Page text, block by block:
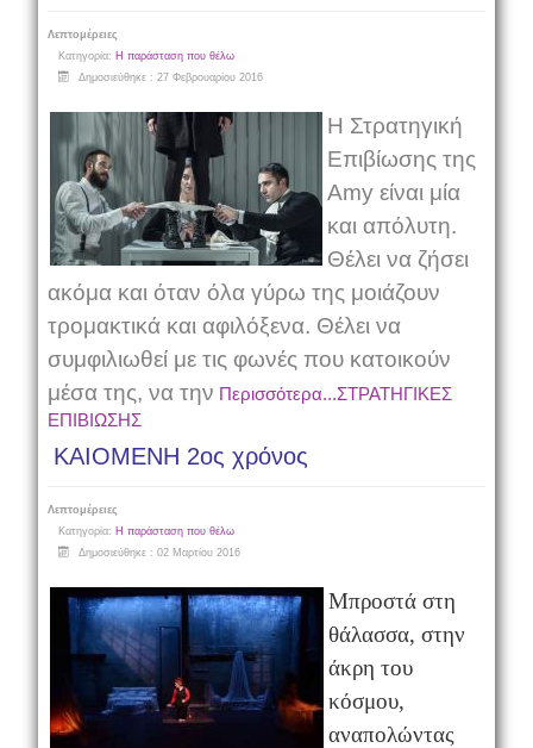
Λεπτομέρειες
Κατηγορία: Η παράσταση που θέλω
Δημοσιεύθηκε : 27 Φεβρουαρίου 2016
Η Στρατηγική
Επιβίωσης της
Αmy είναι μία
και απόλυτη.
Θέλει να ζήσει
ακόμα και όταν όλα γύρω της μοιάζουν
τρομακτικά και αφιλόξενα. Θέλει να
συμφιλιωθεί με τις φωνές που κατοικούν
μέσα της, να την Περισσότερα...ΣΤΡΑΤΗΓΙΚΕΣ
ΕΠΙΒΙΩΣΗΣ
ΚΑΙΟΜΕΝΗ 2ος χρόνος
Λεπτομέρειες
Κατηγορία: Η παράσταση που θέλω
Δημοσιεύθηκε : 02 Μαρτίου 2016
Μπροστά στη
θάλασσα, στην
άκρη του
κόσμου,
αναπολώντας